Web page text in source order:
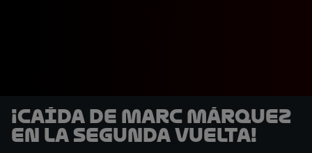
¡Caída de Marc Márquez
en la segunda vuelta!